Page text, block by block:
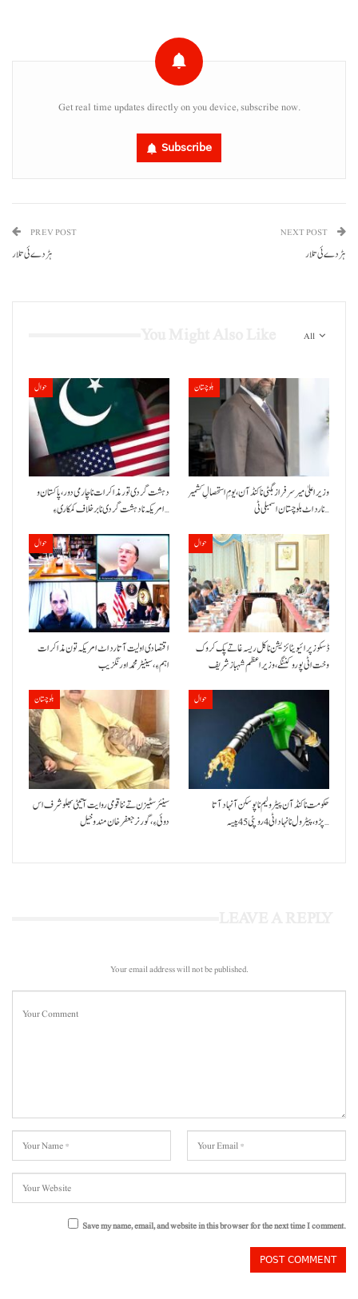
Get real time updates directly on you device, subscribe now.
Subscribe
PREV POST
ہڑدے ئی تلار
NEXT POST
ہڑدے ئی تلار
All
حوال
دہشت گردی تور مذاکرات نا چارمی دور،پاکستان و
امریکہ نا دہشت گردی نا برخلاف کمکاری ءِ…
بلوچستان
وزیراعلیٰ میر سرفراز بگٹی نا کنڈ آن،یومِ استحصالِ کشمیر
نا رد اٹ بلوچستان اسمبلی ٹی…
حوال
اقتصادی اولیت آتا رد اٹ امریکہ تون مذاکرات
اہم ءِ،سینیٹر محمد اورنگزیب
حوال
ڈسکوز پرائیویٹائزیشن نا کل ریسہ غاتے پک کروک
وخت اٹی پورو کننگے ،وزیراعظم شہباز شریف
بلوچستان
سینئر سٹیزن تے ننا قومی روایت آتیٹی بھلو شرف اس
دوئی ءِ،گورنر جعفرخان مندوخیل
حوال
حکومت نا کنڈ آن پیٹرولیم نا پوسکن آ نہاد آتا
پڑو،پیٹرول نا نہاد اٹی 4 روپئی 45 پیسہ…
Your email address will not be published.
Save my name, email, and website in this browser for the next time I comment.